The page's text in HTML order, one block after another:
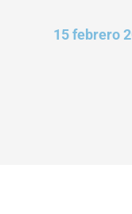
15 febrero